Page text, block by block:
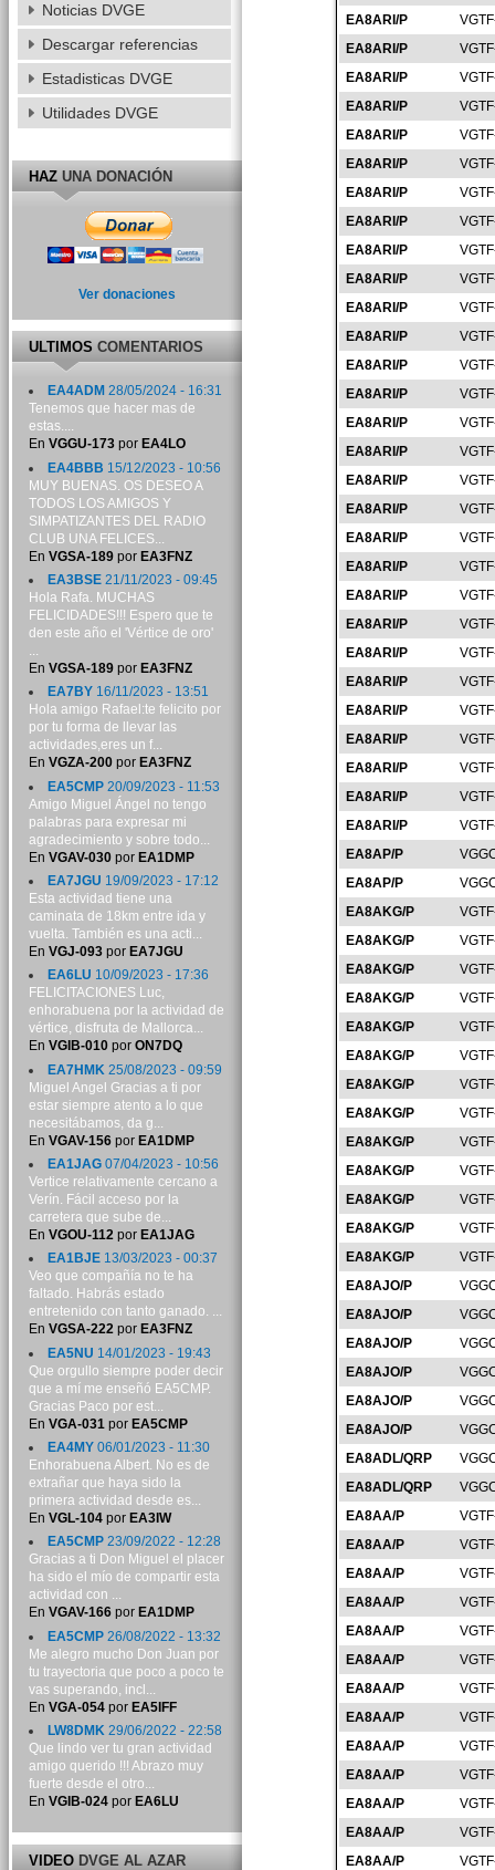
EA8ARI/P
EA8ARI/P
EA8ARI/P
EA8ARI/P
EA8ARI/P
EA8ARI/P
EA8ARI/P
EA8ARI/P
EA8ARI/P
EA8ARI/P
EA8ARI/P
EA8ARI/P
EA8ARI/P
EA8ARI/P
EA8ARI/P
EA8ARI/P
EA8ARI/P
EA8ARI/P
EA8ARI/P
EA8ARI/P
EA8ARI/P
EA8ARI/P
EA8ARI/P
EA8ARI/P
EA8ARI/P
EA8ARI/P
EA8ARI/P
EA8ARI/P
EA8ARI/P
EA8AP/P
EA8AP/P
EA8AKG/P
EA8AKG/P
EA8AKG/P
EA8AKG/P
EA8AKG/P
EA8AKG/P
EA8AKG/P
EA8AKG/P
EA8AKG/P
EA8AKG/P
EA8AKG/P
EA8AKG/P
EA8AKG/P
EA8AJO/P
EA8AJO/P
EA8AJO/P
EA8AJO/P
EA8AJO/P
EA8AJO/P
EA8ADL/QRP
EA8ADL/QRP
EA8AA/P
EA8AA/P
EA8AA/P
EA8AA/P
EA8AA/P
EA8AA/P
EA8AA/P
EA8AA/P
EA8AA/P
EA8AA/P
EA8AA/P
EA8AA/P
EA8AA/P
Noticias DVGE
Descargar referencias
Estadisticas DVGE
Utilidades DVGE
HAZUNA DONACIÓN
Ver donaciones
ULTIMOSCOMENTARIOS
EA4ADM 28/05/2024 - 16:31
Tenemos que hacer mas de
estas....
En VGGU-173por EA4LO
EA4BBB 15/12/2023 - 10:56
MUY BUENAS. OS DESEO A
TODOS LOS AMIGOS Y
SIMPATIZANTES DEL RADIO
CLUB UNA FELICES...
En VGSA-189por EA3FNZ
EA3BSE21/11/2023 - 09:45
Hola Rafa. MUCHAS
FELICIDADES!!! Espero que te
den este año el 'Vértice de oro'
...
En VGSA-189por EA3FNZ
EA7BY16/11/2023 - 13:51
Hola amigo Rafael:te felicito por
por tu forma de llevar las
actividades,eres un f...
En VGZA-200por EA3FNZ
EA5CMP20/09/2023 - 11:53
Amigo Miguel Ángel no tengo
palabras para expresar mi
agradecimiento y sobre todo...
En VGAV-030por EA1DMP
EA7JGU 19/09/2023 - 17:12
Esta actividad tiene una
caminata de 18km entre ida y
vuelta. También es una acti...
En VGJ-093por EA7JGU
EA6LU 10/09/2023 - 17:36
FELICITACIONES Luc,
enhorabuena por la actividad de
vértice, disfruta de Mallorca...
En VGIB-010por ON7DQ
EA7HMK 25/08/2023 - 09:59
Miguel Angel Gracias a ti por
estar siempre atento a lo que
necesitábamos, da g...
En VGAV-156por EA1DMP
EA1JAG07/04/2023 - 10:56
Vertice relativamente cercano a
Verín. Fácil acceso por la
carretera que sube de...
En VGOU-112por EA1JAG
EA1BJE13/03/2023 - 00:37
Veo que compañía no te ha
faltado. Habrás estado
entretenido con tanto ganado. ...
En VGSA-222por EA3FNZ
EA5NU 14/01/2023 - 19:43
Que orgullo siempre poder decir
que a mí me enseñó EA5CMP.
Gracias Paco por est...
En VGA-031 por EA5CMP
EA4MY06/01/2023 - 11:30
Enhorabuena Albert. No es de
extrañar que haya sido la
primera actividad desde es...
En VGL-104por EA3IW
EA5CMP23/09/2022 - 12:28
Gracias a ti Don Miguel el placer
ha sido el mío de compartir esta
actividad con ...
En VGAV-166por EA1DMP
EA5CMP26/08/2022 - 13:32
Me alegro mucho Don Juan por
tu trayectoria que poco a poco te
vas superando, incl...
En VGA-054por EA5IFF
LW8DMK29/06/2022 - 22:58
Que lindo ver tu gran actividad
amigo querido !!! Abrazo muy
fuerte desde el otro...
En VGIB-024por EA6LU
VIDEODVGE AL AZAR